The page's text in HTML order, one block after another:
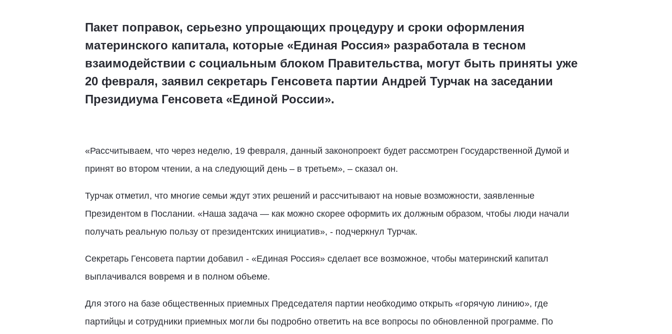
Пакет поправок, серьезно упрощающих процедуру и сроки оформления
материнского капитала, которые «Единая Россия» разработала в тесном
взаимодействии с социальным блоком Правительства, могут быть приняты уже
20 февраля, заявил секретарь Генсовета партии Андрей Турчак на заседании
Президиума Генсовета «Единой России».
«Рассчитываем, что через неделю, 19 февраля, данный законопроект будет рассмотрен Государственной Думой и
принят во втором чтении, а на следующий день – в третьем», – сказал он.
Турчак отметил, что многие семьи ждут этих решений и рассчитывают на новые возможности, заявленные
Президентом в Послании. «Наша задача — как можно скорее оформить их должным образом, чтобы люди начали
получать реальную пользу от президентских инициатив», - подчеркнул Турчак.
Секретарь Генсовета партии добавил - «Единая Россия» сделает все возможное, чтобы материнский капитал
выплачивался вовремя и в полном объеме.
Для этого на базе общественных приемных Председателя партии необходимо открыть «горячую линию», где
партийцы и сотрудники приемных могли бы подробно ответить на все вопросы по обновленной программе. По